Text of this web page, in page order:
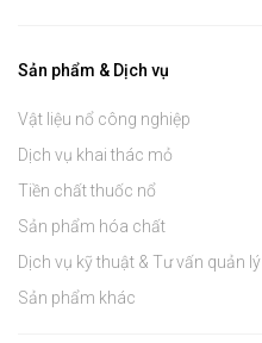
Sản phẩm & Dịch vụ
Vật liệu nổ công nghiệp
Dịch vụ khai thác mỏ
Tiền chất thuốc nổ
Sản phẩm hóa chất
Dịch vụ kỹ thuật & Tư vấn quản lý
Sản phẩm khác